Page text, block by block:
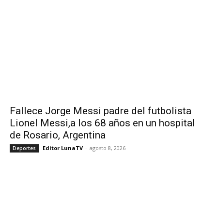
Fallece Jorge Messi padre del futbolista
Lionel Messi,a los 68 años en un hospital
de Rosario, Argentina
Deportes Editor LunaTV - agosto 8, 2026